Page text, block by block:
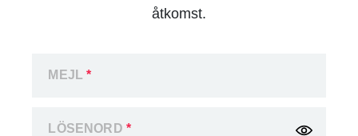
åtkomst.
MEJL*
LÖSENORD *